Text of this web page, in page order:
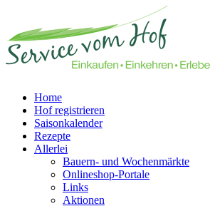
Home
Hof registrieren
Saisonkalender
Rezepte
Allerlei
Bauern- und Wochenmärkte
Onlineshop-Portale
Links
Aktionen